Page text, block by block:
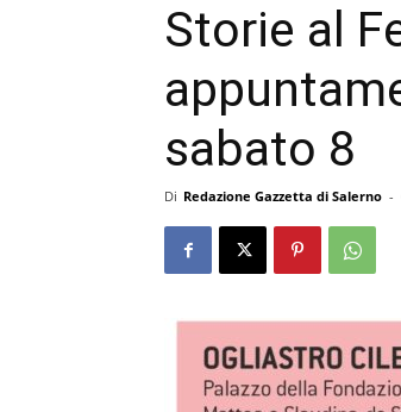
Storie al
sabato 8
Di Redazione Gazzetta di Salerno -